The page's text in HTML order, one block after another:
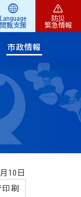
Language
閲覧支援
防災
緊急情報
市政情報
10日
刷